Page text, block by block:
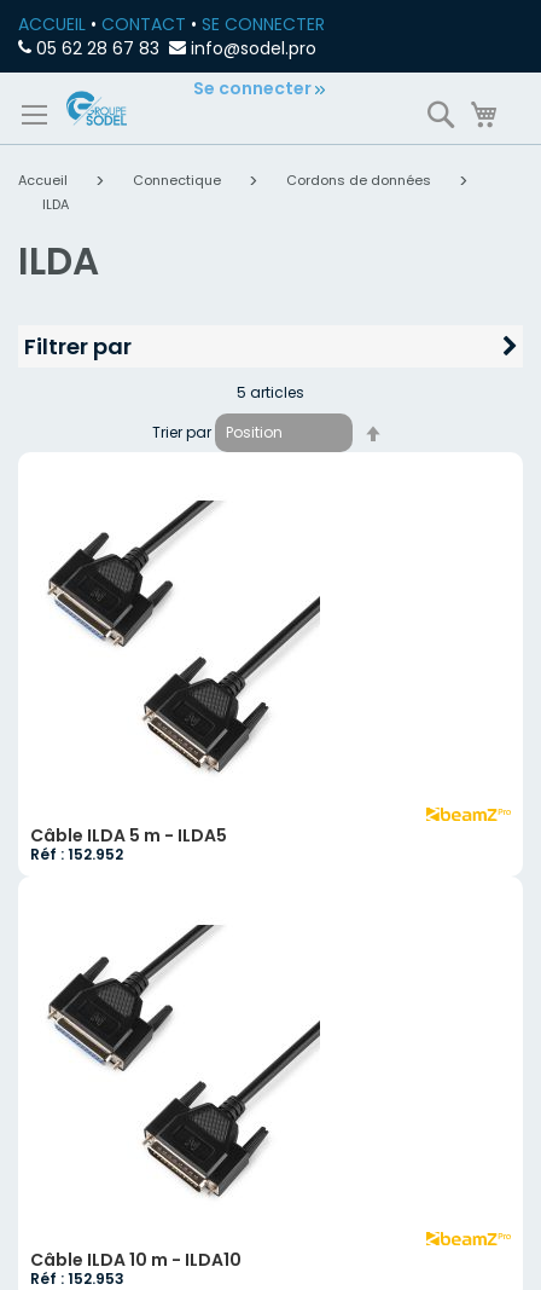
ACCUEIL • CONTACT • SE CONNECTER
05 62 28 67 83
info@sodel.pro
Se connecter
Accueil Connectique
Cordons de données
ILDA
ILDA
5 articles
Trier par
Câble ILDA 5 m - ILDA5
Réf : 152.952
Câble ILDA 10 m - ILDA10
Réf : 152.953
Filtrer par